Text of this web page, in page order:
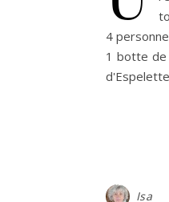
4
1 botte de
Isa